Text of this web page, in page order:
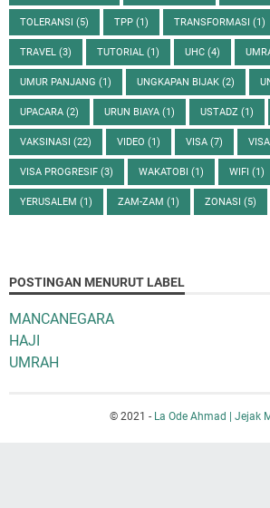
TOLERANSI (5) TPP (1) TRANSFORMASI (1)
TRAVEL (3) TUTORIAL (1) UHC (4)
UMUR PANJANG (1) UNGKAPAN BIJAK (2)
UPACARA (2) URUN BIAYA (1) USTADZ (1)
VAKSINASI (22) VIDEO (1) VISA (7)
VISA PROGRESIF (3) WAKATOBI (1) WIFI (1)
YERUSALEM (1) ZAM-ZAM (1) ZONASI (5)
POSTINGAN MENURUT LABEL
MANCANEGARA
HAJI
UMRAH
© 2021 - La Ode Ahmad | Jejak